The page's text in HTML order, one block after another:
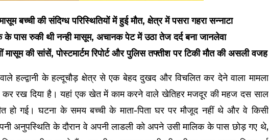
बच्ची की संदिग्ध परिस्थितियों में हुई मौत, क्षेत्र में पसरा गहरा सन्नाटा
के पास रुकी थी नन्ही मासूम, अचानक पेट में उठा तेज दर्द बना जानलेवा
की सांसें, पोस्टमार्टम रिपोर्ट और पुलिस तफ्तीश पर टिकी मौत की असली वजह
हल्द्वानी के हल्दूचौड़ क्षेत्र से एक बेहद दुखद और विचलित कर देने वाला मामला
रख दिया है। यहां एक खेत में काम करने वाले खेतिहर मजदूर की महज दस साल
हो गई। घटना के समय बच्ची के माता-पिता घर पर मौजूद नहीं थे और वे किसी
अनुपस्थिति के दौरान वे अपनी लाडली को अपने उसी मालिक के पास छोड़ गए थे,